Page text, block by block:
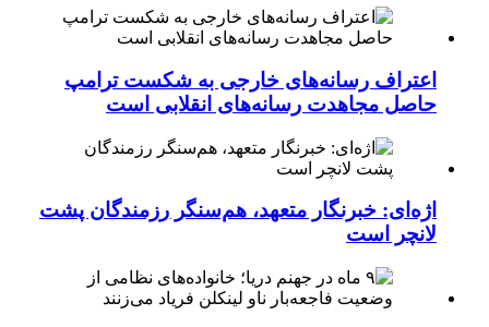
اعتراف رسانه‌های خارجی به شکست ترامپ
حاصل مجاهدت رسانه‌های انقلابی است
اژه‌ای: خبرنگار متعهد، هم‌سنگر رزمندگان پشت
لانچر است